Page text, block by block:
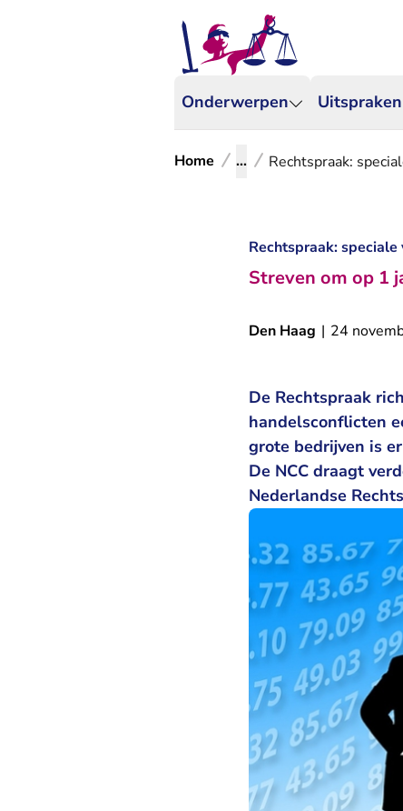
Onderwerpen
Home ... Rechtspraak:
Rechtspraak:
Streven om op 1
Den Haag | 24
De Rechtspraak
handelsconflicten
grote bedrijven is
De NCC draagt
Nederlandse